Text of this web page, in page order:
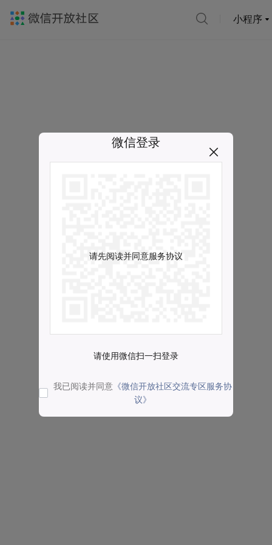
小程序
微信登录
请先阅读并同意服务协议
请使用微信扫一扫登录
我已阅读并同意 《微信开放社区交流专区服务协
议》